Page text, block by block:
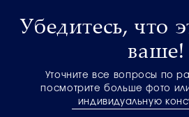
Убедитесь, что
ваше!
Уточните все вопросы по
посмотрите больше фото
индивидуальную